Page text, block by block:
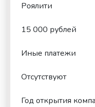
Роялити
15 000 рублей
Иные платежи
Отсутствуют
Год открытия